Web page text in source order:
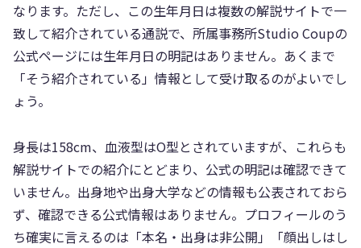
なります。ただし、この生年月日は複数の解説サイトで一
致して紹介されている通説で、所属事務所Studio Coupの
公式ページには生年月日の明記はありません。あくまで
「そう紹介されている」情報として受け取るのがよいでし
ょう。
身長は158cm、血液型はO型とされていますが、これらも
解説サイトでの紹介にとどまり、公式の明記は確認できて
いません。出身地や出身大学などの情報も公表されておら
ず、確認できる公式情報はありません。プロフィールのう
ち確実に言えるのは「本名・出身は非公開」「顔出しはし